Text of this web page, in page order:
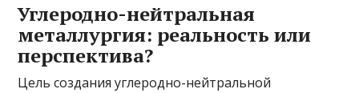
Углеродно-нейтральная
металлургия: реальность или
перспектива?
Цель создания углеродно-нейтральной